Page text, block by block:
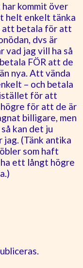
kommit över
helt enkelt tänka
att betala för att
dvs är
vad jag vill ha så
FÖR att de
nya. Att vända
– och betala
för att
för att de är
billigare, men
kan det ju
(Tänk antika
som haft
ett långt högre